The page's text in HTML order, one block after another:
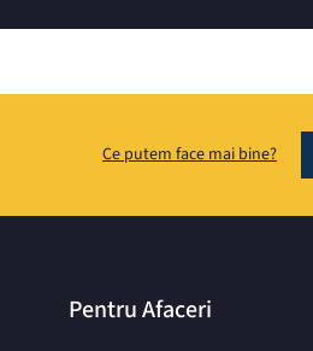
Ce putem face mai bine?
Pentru Afaceri